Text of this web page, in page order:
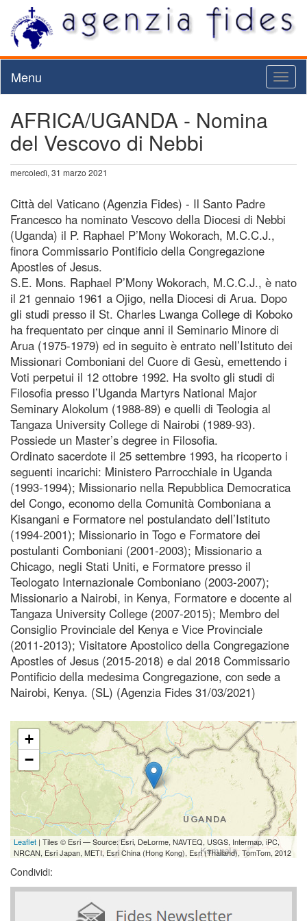
Menu
AFRICA/UGANDA - Nomina
del Vescovo di Nebbi
mercoledì, 31 marzo 2021
Città del Vaticano (Agenzia Fides) - Il Santo Padre
Francesco ha nominato Vescovo della Diocesi di Nebbi
(Uganda) il P. Raphael P’Mony Wokorach, M.C.C.J.,
finora Commissario Pontificio della Congregazione
Apostles of Jesus.
S.E. Mons. Raphael P’Mony Wokorach, M.C.C.J., è nato
il 21 gennaio 1961 a Ojigo, nella Diocesi di Arua. Dopo
gli studi presso il St. Charles Lwanga College di Koboko
ha frequentato per cinque anni il Seminario Minore di
Arua (1975-1979) ed in seguito è entrato nell’Istituto dei
Missionari Comboniani del Cuore di Gesù, emettendo i
Voti perpetui il 12 ottobre 1992. Ha svolto gli studi di
Filosofia presso l’Uganda Martyrs National Major
Seminary Alokolum (1988-89) e quelli di Teologia al
Tangaza University College di Nairobi (1989-93).
Possiede un Master’s degree in Filosofia.
Ordinato sacerdote il 25 settembre 1993, ha ricoperto i
seguenti incarichi: Ministero Parrocchiale in Uganda
(1993-1994); Missionario nella Repubblica Democratica
del Congo, economo della Comunità Comboniana a
Kisangani e Formatore nel postulandato dell’Istituto
(1994-2001); Missionario in Togo e Formatore dei
postulanti Comboniani (2001-2003); Missionario a
Chicago, negli Stati Uniti, e Formatore presso il
Teologato Internazionale Comboniano (2003-2007);
Missionario a Nairobi, in Kenya, Formatore e docente al
Tangaza University College (2007-2015); Membro del
Consiglio Provinciale del Kenya e Vice Provinciale
(2011-2013); Visitatore Apostolico della Congregazione
Apostles of Jesus (2015-2018) e dal 2018 Commissario
Pontificio della medesima Congregazione, con sede a
Nairobi, Kenya. (SL) (Agenzia Fides 31/03/2021)
+
−
Leaflet | Tiles © Esri — Source: Esri, DeLorme, NAVTEQ, USGS, Intermap, iPC,
NRCAN, Esri Japan, METI, Esri China (Hong Kong), Esri (Thailand), TomTom, 2012
Condividi: